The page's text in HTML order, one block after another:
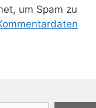
um Spam zu